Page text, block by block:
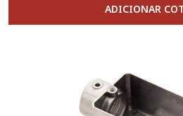
ADICIONAR